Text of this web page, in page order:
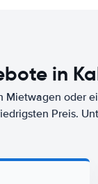
in
oder
Preis.